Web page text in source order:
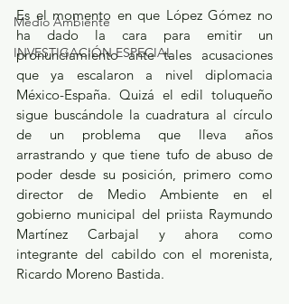
Medio Ambiente
INVESTIGACIÓN ESPECIAL
Es el momento en que López Gómez no
ha dado la cara para emitir un
pronunciamiento ante tales acusaciones
que ya escalaron a nivel diplomacia
México-España. Quizá el edil toluqueño
sigue buscándole la cuadratura al círculo
de un problema que lleva años
arrastrando y que tiene tufo de abuso de
poder desde su posición, primero como
director de Medio Ambiente en el
gobierno municipal del priista Raymundo
Martínez Carbajal y ahora como
integrante del cabildo con el morenista,
Ricardo Moreno Bastida.